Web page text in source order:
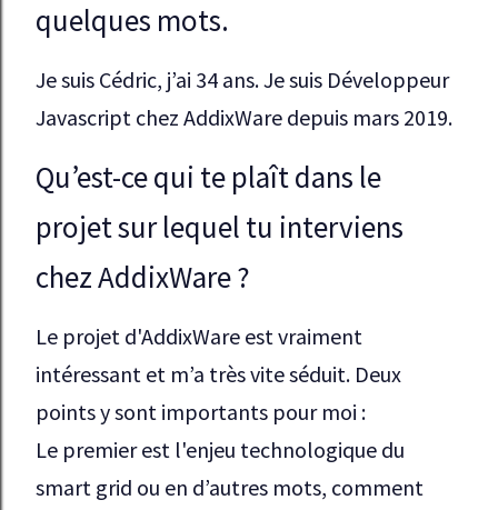
quelques mots.
Je suis Cédric, j’ai 34 ans. Je suis Développeur
Javascript chez AddixWare depuis mars 2019.
Qu’est-ce qui te plaît dans le
projet sur lequel tu interviens
chez AddixWare ?
Le projet d'AddixWare est vraiment
intéressant et m’a très vite séduit. Deux
points y sont importants pour moi :
Le premier est l'enjeu technologique du
smart grid ou en d’autres mots, comment